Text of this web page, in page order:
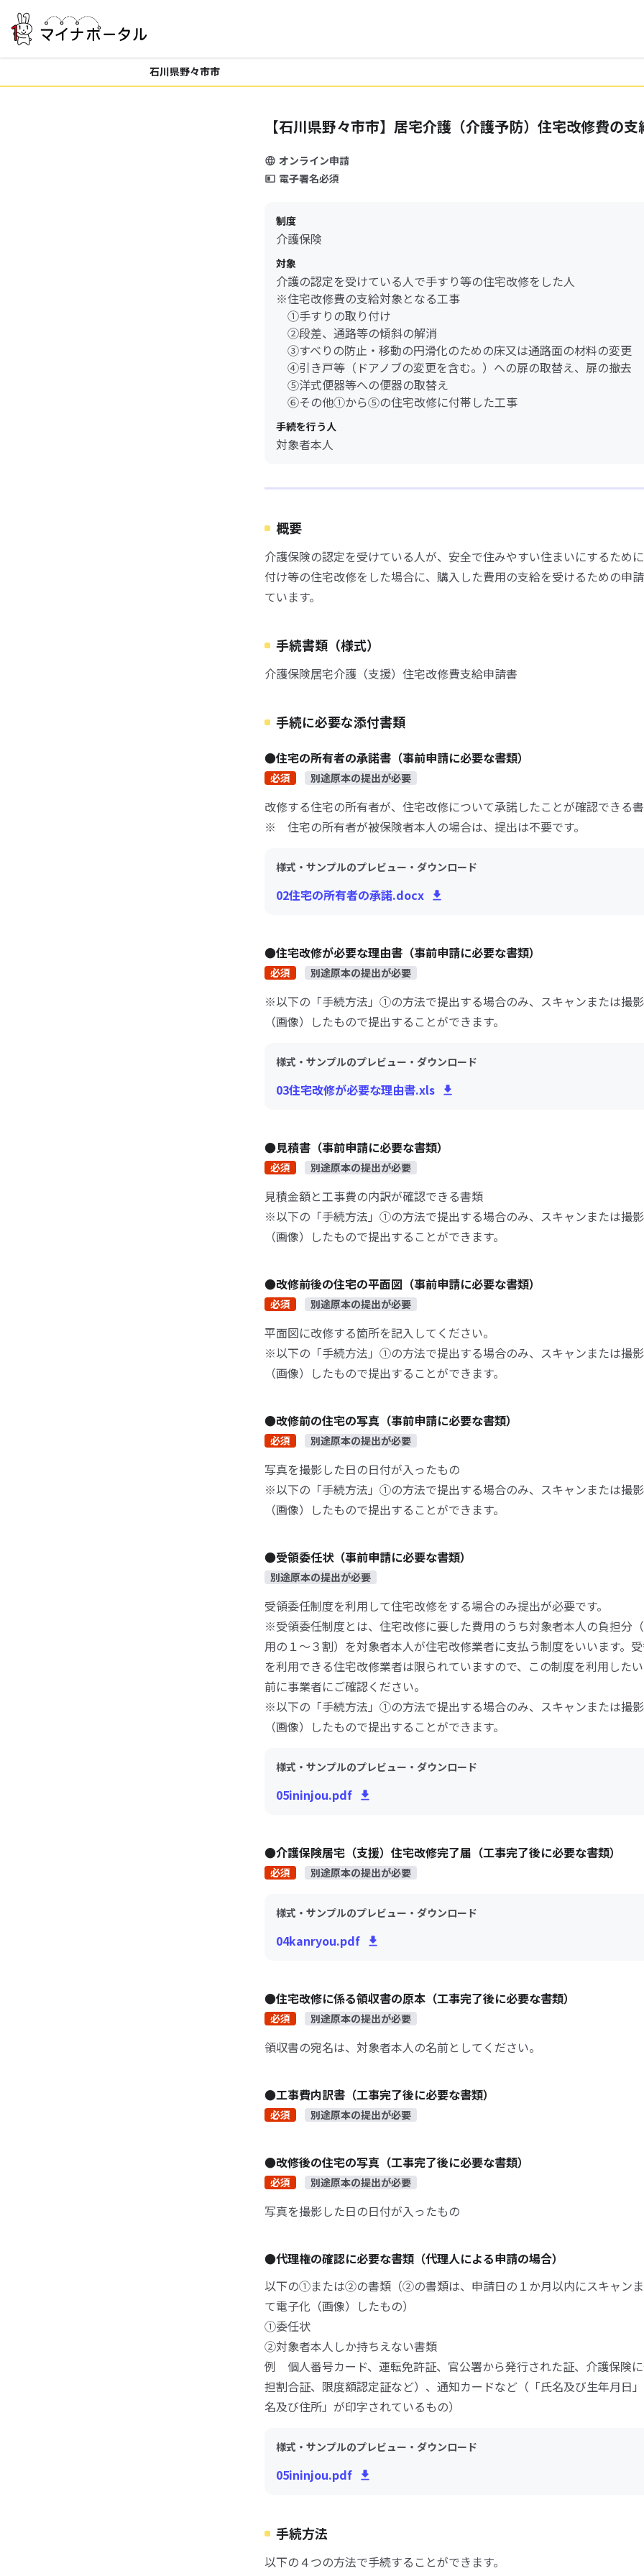
石川県野々市市
【石川県野々市市】居宅介護（介護予防）住宅改修費の支
オンライン申請
電子署名必須
制度
介護保険
対象
介護の認定を受けている人で手すり等の住宅改修をした人
※住宅改修費の支給対象となる工事
①手すりの取り付け
②段差、通路等の傾斜の解消
③すべりの防止・移動の円滑化のための床又は通路面の材料の変更
④引き戸等（ドアノブの変更を含む。）への扉の取替え、扉の撤去
⑤洋式便器等への便器の取替え
⑥その他①から⑤の住宅改修に付帯した工事
手続を行う人
対象者本人
概要
介護保険の認定を受けている人が、安全で住みやすい住まいにするため
付け等の住宅改修をした場合に、購入した費用の支給を受けるための申
ています。
手続書類（様式）
介護保険居宅介護（支援）住宅改修費支給申請書
手続に必要な添付書類
●住宅の所有者の承諾書（事前申請に必要な書類）
必須 別途原本の提出が必要
改修する住宅の所有者が、住宅改修について承諾したことが確認できる
※ 住宅の所有者が被保険者本人の場合は、提出は不要です。
様式・サンプルのプレビュー・ダウンロード
02住宅の所有者の承諾.docx
●住宅改修が必要な理由書（事前申請に必要な書類）
必須 別途原本の提出が必要
※以下の「手続方法」①の方法で提出する場合のみ、スキャンまたは撮
（画像）したもので提出することができます。
様式・サンプルのプレビュー・ダウンロード
03住宅改修が必要な理由書.xls
●見積書（事前申請に必要な書類）
必須 別途原本の提出が必要
見積金額と工事費の内訳が確認できる書類
※以下の「手続方法」①の方法で提出する場合のみ、スキャンまたは撮
（画像）したもので提出することができます。
●改修前後の住宅の平面図（事前申請に必要な書類）
必須 別途原本の提出が必要
平面図に改修する箇所を記入してください。
※以下の「手続方法」①の方法で提出する場合のみ、スキャンまたは撮
（画像）したもので提出することができます。
●改修前の住宅の写真（事前申請に必要な書類）
必須 別途原本の提出が必要
写真を撮影した日の日付が入ったもの
※以下の「手続方法」①の方法で提出する場合のみ、スキャンまたは撮
（画像）したもので提出することができます。
●受領委任状（事前申請に必要な書類）
別途原本の提出が必要
受領委任制度を利用して住宅改修をする場合のみ提出が必要です。
※受領委任制度とは、住宅改修に要した費用のうち対象者本人の負担分
用の１～３割）を対象者本人が住宅改修業者に支払う制度をいいます。
を利用できる住宅改修業者は限られていますので、この制度を利用した
前に事業者にご確認ください。
※以下の「手続方法」①の方法で提出する場合のみ、スキャンまたは撮
（画像）したもので提出することができます。
様式・サンプルのプレビュー・ダウンロード
05ininjou.pdf
●介護保険居宅（支援）住宅改修完了届（工事完了後に必要な書類）
必須 別途原本の提出が必要
様式・サンプルのプレビュー・ダウンロード
04kanryou.pdf
●住宅改修に係る領収書の原本（工事完了後に必要な書類）
必須 別途原本の提出が必要
領収書の宛名は、対象者本人の名前としてください。
●工事費内訳書（工事完了後に必要な書類）
必須 別途原本の提出が必要
●改修後の住宅の写真（工事完了後に必要な書類）
必須 別途原本の提出が必要
写真を撮影した日の日付が入ったもの
●代理権の確認に必要な書類（代理人による申請の場合）
以下の①または②の書類（②の書類は、申請日の１か月以内にスキャン
て電子化（画像）したもの）
①委任状
②対象者本人しか持ちえない書類
例 個人番号カード、運転免許証、官公署から発行された証、介護保険
担割合証、限度額認定証など）、通知カードなど（「氏名及び生年月日
名及び住所」が印字されているもの）
様式・サンプルのプレビュー・ダウンロード
05ininjou.pdf
手続方法
以下の４つの方法で手続することができます。